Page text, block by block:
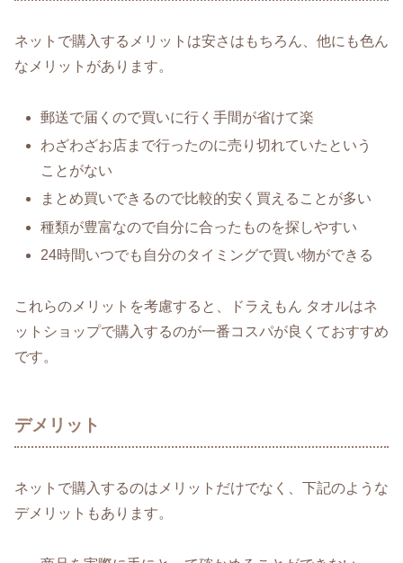
ネットで購入するメリットは安さはもちろん、他にも色ん
なメリットがあります。
郵送で届くので買いに行く手間が省けて楽
わざわざお店まで行ったのに売り切れていたという
ことがない
まとめ買いできるので比較的安く買えることが多い
種類が豊富なので自分に合ったものを探しやすい
24時間いつでも自分のタイミングで買い物ができる
これらのメリットを考慮すると、ドラえもん タオルはネ
ットショップで購入するのが一番コスパが良くておすすめ
です。
デメリット
ネットで購入するのはメリットだけでなく、下記のような
デメリットもあります。